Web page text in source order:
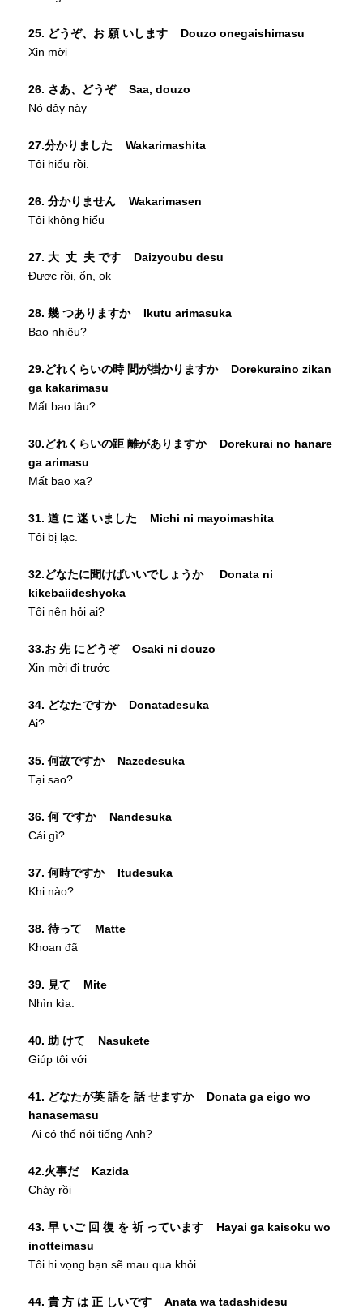
25. どうぞ、お 願 いします Douzo onegaishimasu
Xin mời
26. さあ、どうぞ Saa, douzo
Nó đây này
27.分かりました Wakarimashita
Tôi hiểu rồi.
26. 分かりません Wakarimasen
Tôi không hiểu
27. 大 丈 夫 です Daizyoubu desu
Được rồi, ổn, ok
28. 幾 つありますか Ikutu arimasuka
Bao nhiêu?
29.どれくらいの時 間が掛かりますか Dorekuraino zikan
ga kakarimasu
Mất bao lâu?
30.どれくらいの距 離がありますか Dorekurai no hanare
ga arimasu
Mất bao xa?
31. 道 に 迷 いました Michi ni mayoimashita
Tôi bị lạc.
32.どなたに聞けばいいでしょうか Donata ni
kikebaiideshyoka
Tôi nên hỏi ai?
33.お 先 にどうぞ Osaki ni douzo
Xin mời đi trước
34. どなたですか Donatadesuka
Ai?
35. 何故ですか Nazedesuka
Tại sao?
36. 何 ですか Nandesuka
Cái gì?
37. 何時ですか Itudesuka
Khi nào?
38. 待って Matte
Khoan đã
39. 見て Mite
Nhìn kìa.
40. 助 けて Nasukete
Giúp tôi với
41. どなたが英 語を 話 せますか Donata ga eigo wo
hanasemasu
Ai có thể nói tiếng Anh?
42.火事だ Kazida
Cháy rồi
43. 早 いご 回 復 を 祈 っています Hayai ga kaisoku wo
inotteimasu
Tôi hi vọng bạn sẽ mau qua khỏi
44. 貴 方 は 正 しいです Anata wa tadashidesu